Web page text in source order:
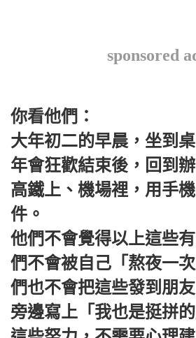
sponsored
你看他們：
大年初二的早晨，坐到
年會狂歡結束後，回到
高鐵上、機場裡，用手
件。
他們不會覺得以上這些
們不會被自己‌‌「熬夜一
們也不會把這些發到朋
旁邊寫上‌‌「我也是挺拼的‌‌